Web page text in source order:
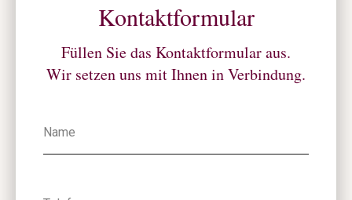
Kontaktformular
Füllen Sie das Kontaktformular aus.
Wir setzen uns mit Ihnen in Verbindung.